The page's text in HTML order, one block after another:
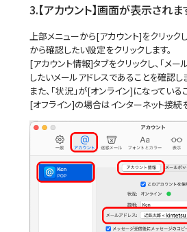
3.【アカウント】画面が表示されま
上部メニューから[アカウント]をクリック
から確認したい設定をクリックします。
[アカウント情報]タブをクリックし、「メ
したいメールアドレスであることを確認し
また、「状況」が[オンライン]になっている
[オフライン]の場合はインターネット接続